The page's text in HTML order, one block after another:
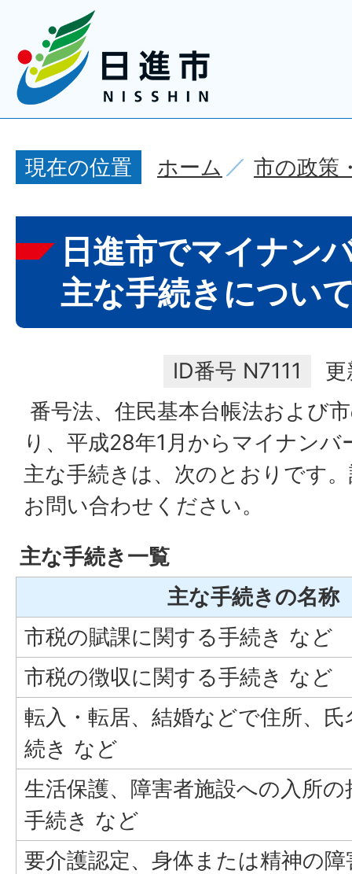
現在の位置 ホーム 市の政策
日進市でマイナン
主な手続きについ
ID番号 N7111
番号法、住民基本台帳法および
り、平成28年1月からマイナン
主な手続きは、次のとおりです
お問い合わせください。
主な手続き一覧
主な手続きの名称
市税の賦課に関する手続き など
市税の徴収に関する手続き など
転入・転居、結婚などで住所、
続き など
生活保護、障害者施設への入所
手続き など
要介護認定、身体または精神の障